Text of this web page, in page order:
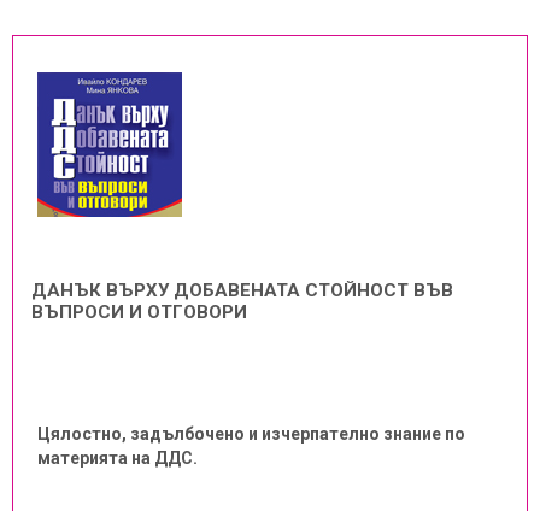
ДАНЪК ВЪРХУ ДОБАВЕНАТА СТОЙНОСТ ВЪВ
ВЪПРОСИ И ОТГОВОРИ
Цялостно, задълбочено и изчерпателно знание по
материята на ДДС.